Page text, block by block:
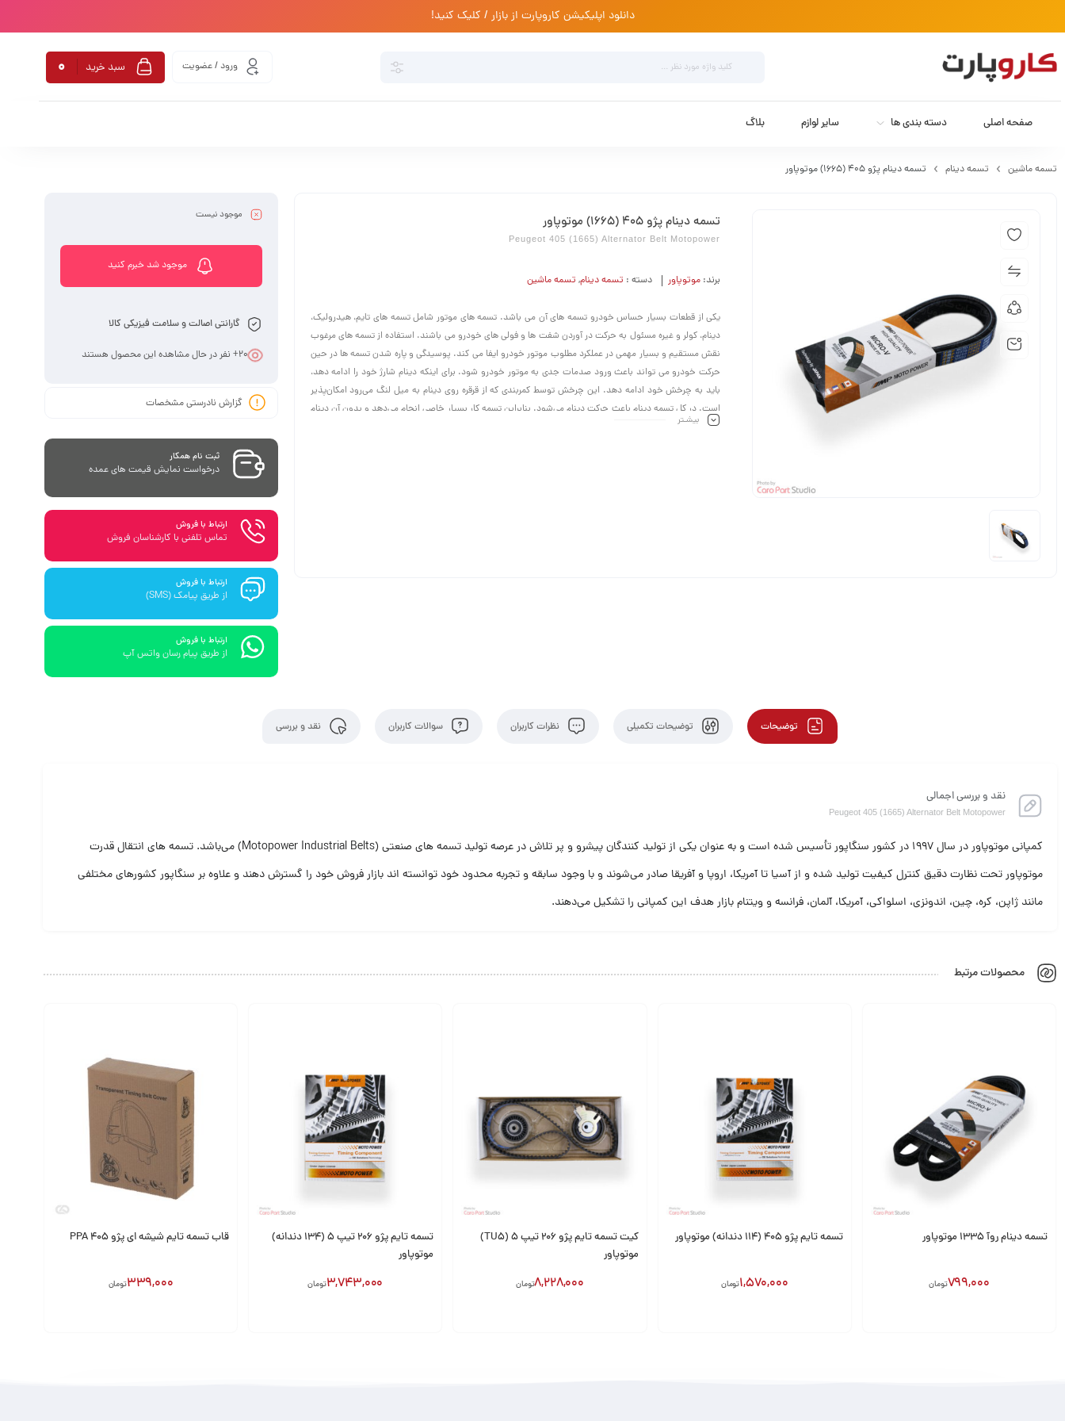
دانلود اپلیکیشن کاروپارت از بازار / کلیک کنید!
ورود / عضویت سبد خرید 0
صفحه اصلی دسته بندی ها سایر لوازم بلاگ
تسمه ماشین تسمه دینام تسمه دینام پژو 405 (1665) موتوپاور
تسمه دینام پژو 405 (1665) موتوپاور
Peugeot 405 (1665) Alternator Belt Motopower
برند: موتوپاور دسته : تسمه دینام, تسمه ماشین
یکی از قطعات بسیار حساس خودرو تسمه های آن می باشد. تسمه های موتور شامل تسمه های تایم، هیدرولیک،
دینام، کولر و غیره مسئول به حرکت در آوردن شفت ها و فولی های خودرو می باشند. استفاده از تسمه های مرغوب
نقش مستقیم و بسیار مهمی در عملکرد مطلوب موتور خودرو ایفا می کند. پوسیدگی و پاره شدن تسمه ها در حین
حرکت خودرو می تواند باعث ورود صدمات جدی به موتور خودرو شود. برای اینکه دینام شارژ خود را ادامه دهد،
باید به چرخش خود ادامه دهد. این چرخش توسط کمربندی که از قرقره روی دینام به میل لنگ می‌رود امکان‌پذیر
است. در کل تسمه دینام باعث حرکت دینام می‌شود. بنابراین تسمه کار بسیار خاصی انجام می‌دهد و بدون آن دینام
قادر به چرخش نیست و نمی‌تواند شارژ ثابت مورد نیاز باتری ماشین ، هنگام کارکرد ماشین را تامین کند. و هر چه
بیشـتر
موجود نیست
موجود شد خبرم کنید
گارانتی اصالت و سلامت فیزیکی کالا
20+ نفر در حال مشاهده این محصول هستند
گزارش نادرستی مشخصات
ثبت نام همکار
درخواست نمایش قیمت های عمده
ارتباط با فروش
تماس تلفنی با کارشناسان فروش
ارتباط با فروش
از طریق پیامک (SMS)
ارتباط با فروش
از طریق پیام رسان واتس آپ
توضیحات توضیحات تکمیلی نظرات کاربران سوالات کاربران نقد و بررسی
نقد و بررسی اجمالی
Peugeot 405 (1665) Alternator Belt Motopower
کمپانی موتوپاور در سال 1997 در کشور سنگاپور تأسیس شده است و به عنوان یکی از تولید کنندگان پیشرو و پر تلاش در عرصه تولید تسمه های صنعتی (Motopower Industrial Belts) می‌باشد. تسمه های انتقال قدرت
موتوپاور تحت نظارت دقیق کنترل کیفیت تولید شده و از آسیا تا آمریکا، اروپا و آفریقا صادر می‌شوند و با وجود سابقه و تجربه محدود خود توانسته اند بازار فروش خود را گسترش دهند و علاوه بر سنگاپور کشورهای مختلفی
مانند ژاپن، کره، چین، اندونزی، اسلواکی، آمریکا، آلمان، فرانسه و ویتنام بازار هدف این کمپانی را تشکیل می‌دهند.
محصولات مرتبط
تسمه دینام روآ 1335 موتوپاور
799,000تومان
تسمه تایم پژو 405 (114 دندانه) موتوپاور
1,570,000تومان
کیت تسمه تایم پژو 206 تیپ 5 (TU5)
موتوپاور
8,228,000تومان
تسمه تایم پژو 206 تیپ 5 (134 دندانه)
موتوپاور
3,743,000تومان
قاب تسمه تایم شیشه ای پژو 405 PPA
339,000تومان